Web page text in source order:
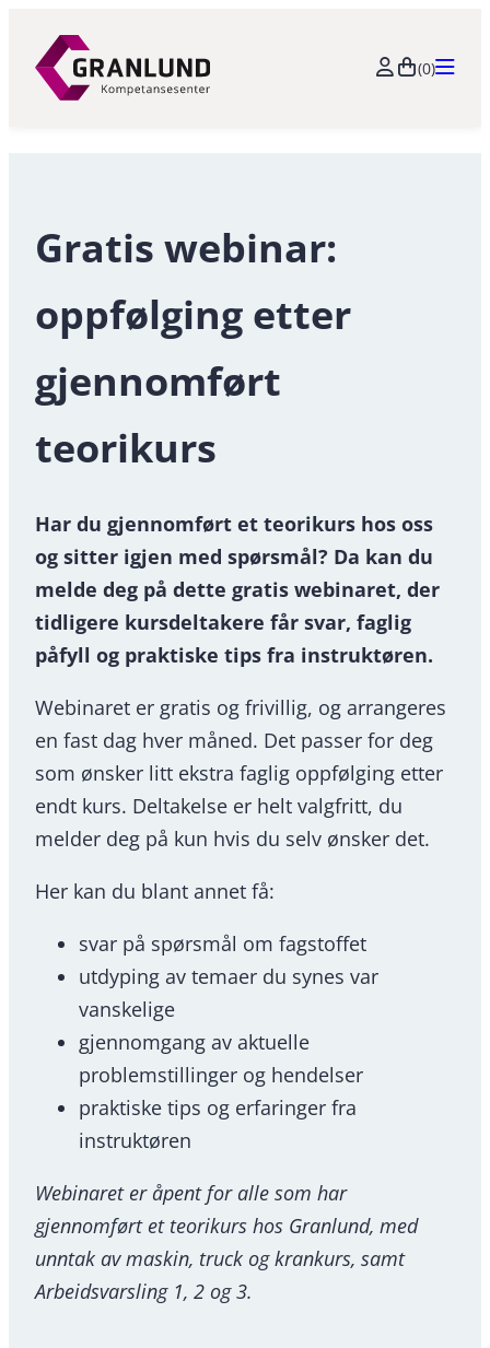
innhold
(0)
Gratis webinar:
oppfølging etter
gjennomført
teorikurs
Har du gjennomført et teorikurs hos oss
og sitter igjen med spørsmål? Da kan du
melde deg på dette gratis webinaret, der
tidligere kursdeltakere får svar, faglig
påfyll og praktiske tips fra instruktøren.
Webinaret er gratis og frivillig, og arrangeres
en fast dag hver måned. Det passer for deg
som ønsker litt ekstra faglig oppfølging etter
endt kurs. Deltakelse er helt valgfritt, du
melder deg på kun hvis du selv ønsker det.
Her kan du blant annet få:
svar på spørsmål om fagstoffet
utdyping av temaer du synes var
vanskelige
gjennomgang av aktuelle
problemstillinger og hendelser
praktiske tips og erfaringer fra
instruktøren
Webinaret er åpent for alle som har
gjennomført et teorikurs hos Granlund, med
unntak av maskin, truck og krankurs, samt
Arbeidsvarsling 1, 2 og 3.